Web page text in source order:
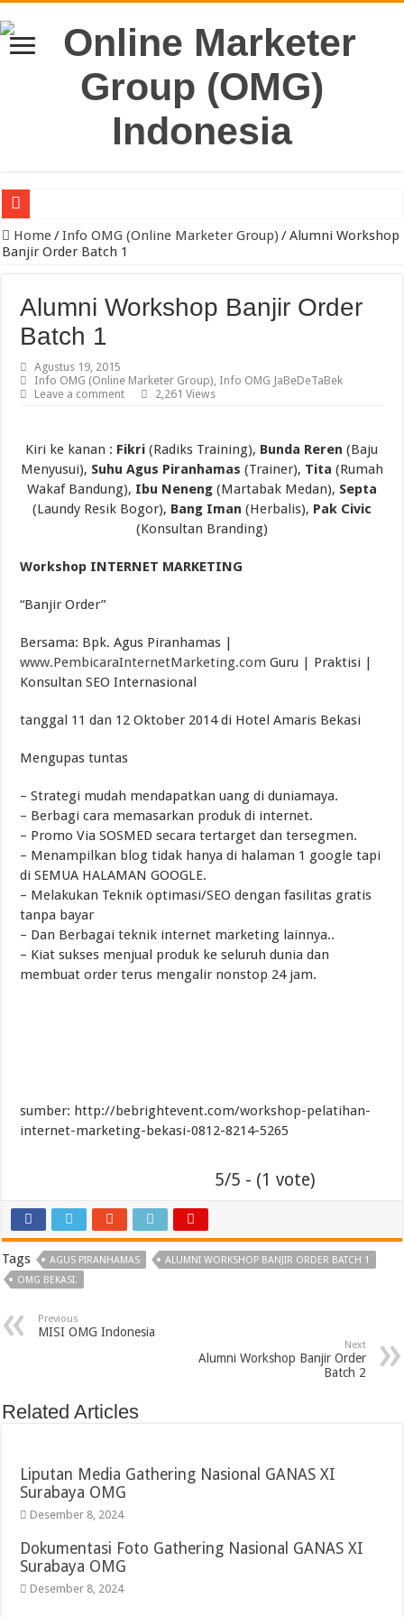
Jual Kayu Kamper & Kaso Bekisting Jakarta Berkualitas
Pengacara Merek Profesional Jakarta Lindungi Hak Merek Bisnis
Strategi Pengiriman B2B yang Efektif untuk Meningkatkan Efisiensi
Jasa Pembuatan Whirlpool Profesional untuk Hunian & Komersial
Assigning vs Subletting a Room in Singapore Explained
Beachfront vs Inland Bali Villas Daily Routines and Transport
Lemari Asam Laboratorium dan PP Storage Cabinet Laboratorium
Home/Info OMG (Online Marketer Group) /Alumni Workshop
Banjir Order Batch 1
Alumni Workshop Banjir Order
Batch 1
Agustus 19, 2015
Info OMG (Online Marketer Group) Info OMG JaBeDeTaBek
Leave a comment
2,261 Views
Kiri ke kanan : Fikri (Radiks Training), Bunda Reren (Baju
Menyusui), Suhu Agus Piranhamas (Trainer), Tita (Rumah
Wakaf Bandung), Ibu Neneng(Martabak Medan), Septa
(Laundy Resik Bogor), Bang Iman (Herbalis), Pak Civic
(Konsultan Branding)
Workshop INTERNET MARKETING
“Banjir Order”
Bersama: Bpk. Agus Piranhamas |
www.PembicaraInternetMarketing.com Guru | Praktisi |
Konsultan SEO Internasional
tanggal 11 dan 12 Oktober 2014 di Hotel Amaris Bekasi
Mengupas tuntas
– Strategi mudah mendapatkan uang di duniamaya.
– Berbagi cara memasarkan produk di internet.
– Promo Via SOSMED secara tertarget dan tersegmen.
– Menampilkan blog tidak hanya di halaman 1 google tapi
di SEMUA HALAMAN GOOGLE.
– Melakukan Teknik optimasi/SEO dengan fasilitas gratis
tanpa bayar
– Dan Berbagai teknik internet marketing lainnya..
– Kiat sukses menjual produk ke seluruh dunia dan
membuat order terus mengalir nonstop 24 jam.
sumber: http://bebrightevent.com/workshop-pelatihan-
internet-marketing-bekasi-0812-8214-5265
5/5 - (1 vote)
Tags AGUS PIRANHAMAS
ALUMNI WORKSHOP BANJIR ORDER BATCH 1
OMG BEKASI.
Previous
MISI OMG Indonesia
Next
Alumni Workshop Banjir Order
Batch 2
Related Articles
Liputan Media Gathering Nasional GANAS XI
Surabaya OMG
Desember 8, 2024
Dokumentasi Foto Gathering Nasional GANAS XI
Surabaya OMG
Desember 8, 2024